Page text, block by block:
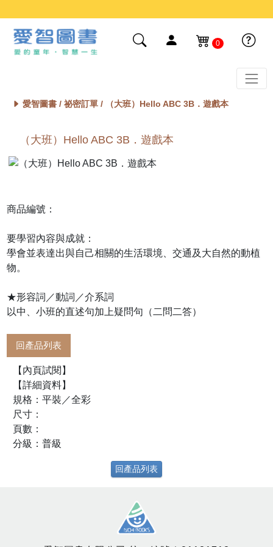
0
愛智圖書 / 祕密訂單/ （大班）Hello ABC 3B．遊戲本
（大班）Hello ABC 3B．遊戲本
商品編號：
要學習內容與成就：
學會並表達出與自己相關的生活環境、交通及大自然的動植
物。
★形容詞／動詞／介系詞
以中、小班的直述句加上疑問句（二問二答）
回產品列表
【內頁試閱】
【詳細資料】
規格：平裝／全彩
尺寸：
頁數：
分級：普級
回產品列表